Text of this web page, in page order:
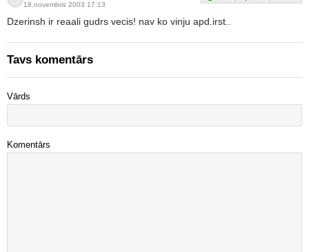
18.novembris 2003 17:13
Dzerinsh ir reaali gudrs vecis! nav ko vinju apd.irst..
Tavs komentārs
Vārds
Komentārs